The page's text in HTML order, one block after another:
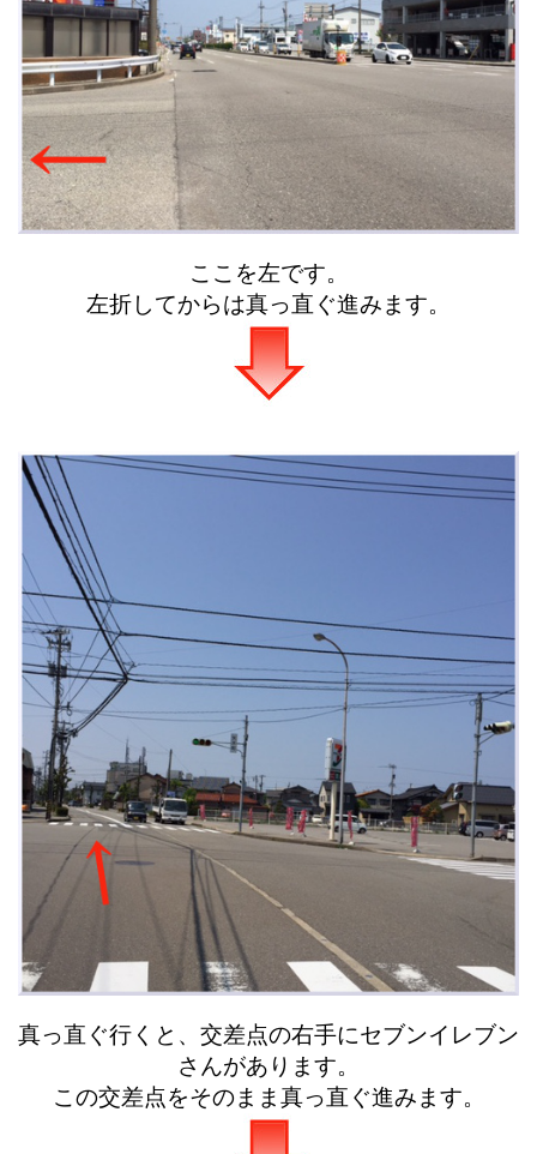
ここを左です。
左折してからは真っ直ぐ進みます。
真っ直ぐ行くと、交差点の右手にセブンイレブン
さんがあります。
この交差点をそのまま真っ直ぐ進みます。